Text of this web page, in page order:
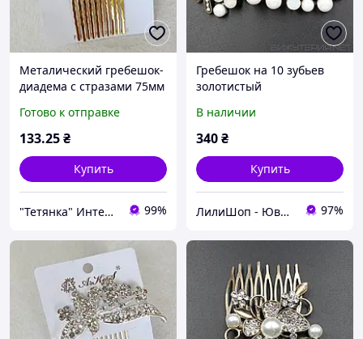
Металический гребешок-
диадема с стразами 75мм
Готово к отправке
133.25₴
Купить
"Тетянка" Интернет-магазин 99%
Гребешок на 10 зубьев
золотистый
жемчужинами и горным
хрусталём веточка 7х10
В наличии
340₴
Купить
ЛилиШоп - Ювелирные украшения и аксессуары, подарочная упаковка 97%